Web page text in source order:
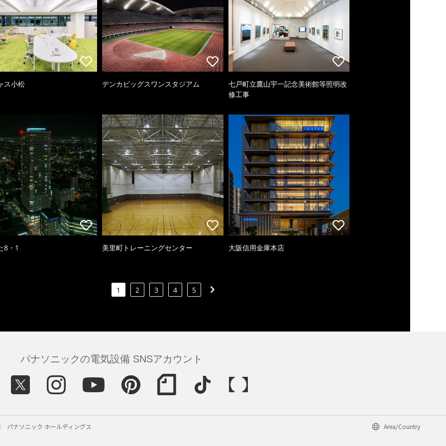
ス小松 デンカビッグスワンスタジアム
七戸町立鷹山宇一記念美術館等照明改
修工事
8・1 美里町トレーニングセンター 大阪信用金庫本店
1 2 3 4 5
パナソニックの電気設備 SNSアカウント
パナソニック ホールディングス Area/Country